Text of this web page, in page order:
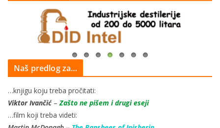
Naš predlog za…
…knjigu koju treba pročitati:
Viktor Ivančić– Zašto ne pišem i drugi eseji
…film koji treba videti: